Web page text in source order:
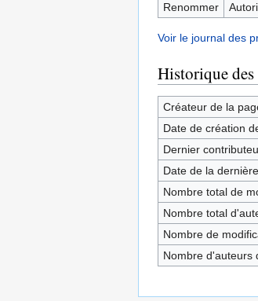
Renommer
Voir le journal des
Historique
Créateur de la
Date de création
Dernier
Date de la
Nombre total de
Nombre total
Nombre de
Nombre d'auteurs